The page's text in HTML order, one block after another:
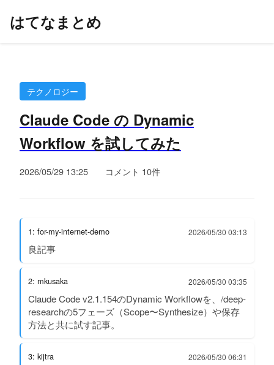
はてなまとめ
テクノロジー
Claude Code の Dynamic
Workflow を試してみた
2026/05/29 13:25 コメント 10件
1: for-my-internet-demo 2026/05/30 03:13
良記事
2: mkusaka 2026/05/30 03:35
Claude Code v2.1.154のDynamic Workflowを、/deep-
researchの5フェーズ（Scope〜Synthesize）や保存
方法と共に試す記事。
3: kijtra 2026/05/30 06:31